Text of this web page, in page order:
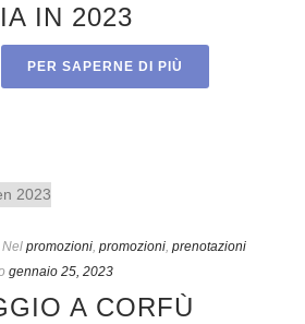
IN 2023
PER SAPERNE DI PIÙ
Nel promozioni promozioni prenotazioni
gennaio 25, 2023
A CORFÙ